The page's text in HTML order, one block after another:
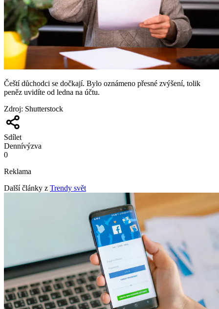
Čeští důchodci se dočkají. Bylo oznámeno přesné zvýšení, tolik
peněz uvidíte od ledna na účtu.
Zdroj: Shutterstock
Sdílet
Dennívýzva
0
Reklama
Další články z Trendy svět